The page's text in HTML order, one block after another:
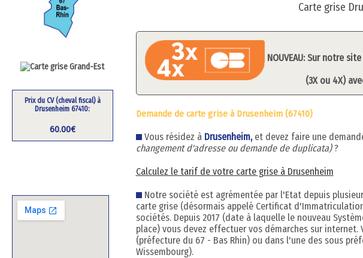
Prix du CV (cheval fiscal) à
Drusenheim 67410:
60.00€
Carte grise
NOUVEAU: Sur notre
(3X ou 4X)
Demande de carte grise à Drusenheim (67410)
Vous résidez à Drusenheim, et devez faire une
changement d'adresse ou demande de duplicata)?
Calculez le tarif de votre carte grise à Drusenheim
Notre société est agrémentée par l'Etat depuis
carte grise (désormais appelé Certificat
sociétés. Depuis 2017 (date à laquelle le nouveau
place) vous devez effectuer vos démarches sur internet.
(préfecture du 67 - Bas Rhin) ou dans l'une des sous
Wissembourg).